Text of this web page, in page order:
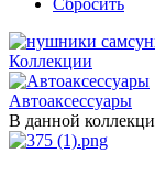
Сбросить
Коллекции
Автоаксессуары
В данной